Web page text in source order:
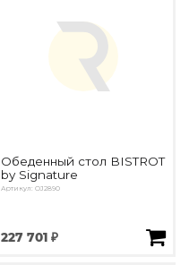
Обеденный стол BISTROT
by Signature
Артикул: OJ2890
227 701 ₽